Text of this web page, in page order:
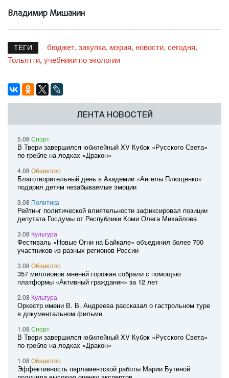
Владимир Мишанин
ТЕГИ бюджет, закупка, мэрия, новости, сегодня,
Тольятти, учебники по экологии
ЛЕНТА НОВОСТЕЙ
5.08 Спорт
В Твери завершился юбилейный XV Кубок «Русского Света»
по гребле на лодках «Дракон»
4.08 Общество
Благотворительный день в Академии «Ангелы Плющенко»
подарил детям незабываемые эмоции
3.08 Политика
Рейтинг политической влиятельности зафиксировал позиции
депутата Госдумы от Республики Коми Олега Михайлова
3.08 Культура
Фестиваль «Новые Огни на Байкале» объединил более 700
участников из разных регионов России
3.08 Общество
357 миллионов мнений горожан собрали с помощью
платформы «Активный гражданин» за 12 лет
2.08 Культура
Оркестр имени В. В. Андреева рассказал о гастрольном туре
в документальном фильме
1.08 Спорт
В Твери завершился юбилейный XV Кубок «Русского Света»
по гребле на лодках «Дракон»
1.08 Общество
Эффективность парламентской работы Марии Бутиной